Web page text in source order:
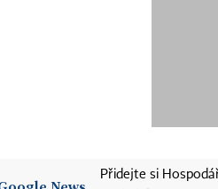
Přidejte si